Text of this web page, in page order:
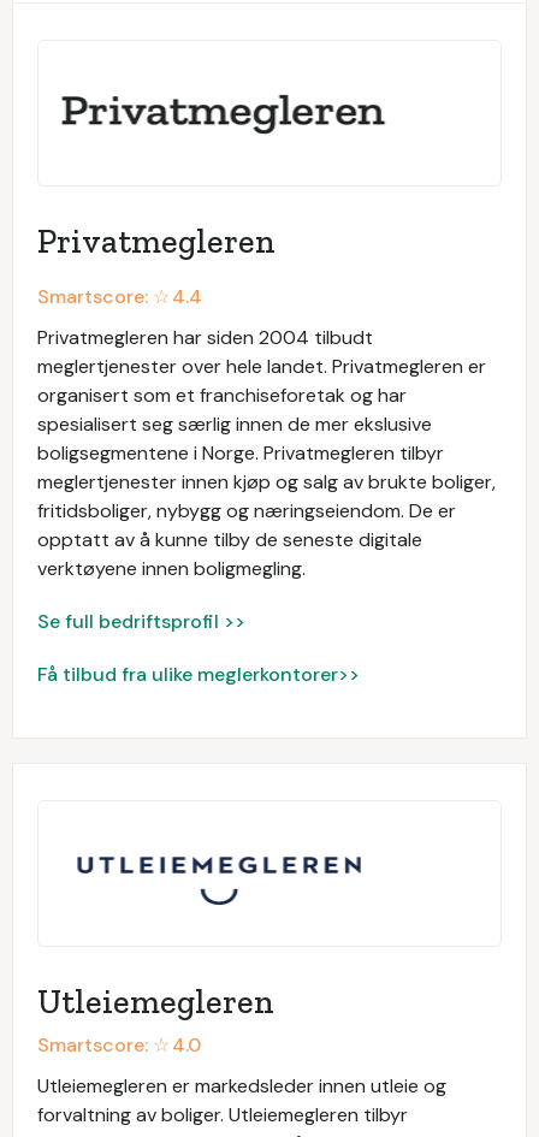
Privatmegleren
Smartscore: ☆4.4
Privatmegleren har siden 2004 tilbudt
meglertjenester over hele landet. Privatmegleren er
organisert som et franchiseforetak og har
spesialisert seg særlig innen de mer ekslusive
boligsegmentene i Norge. Privatmegleren tilbyr
meglertjenester innen kjøp og salg av brukte boliger,
fritidsboliger, nybygg og næringseiendom. De er
opptatt av å kunne tilby de seneste digitale
verktøyene innen boligmegling.
Se full bedriftsprofil >>
Få tilbud fra ulike meglerkontorer>>
Utleiemegleren
Smartscore: ☆4.0
Utleiemegleren er markedsleder innen utleie og
forvaltning av boliger. Utleiemegleren tilbyr